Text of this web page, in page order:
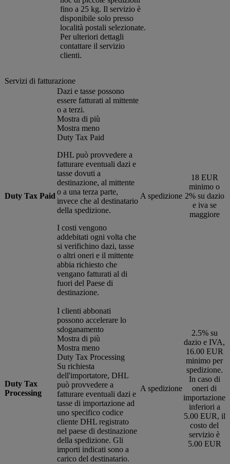
fino a 25 kg. Il servizio è
disponibile solo presso
località postali selezionate.
Per ulteriori dettagli
contattare il servizio
clienti.
Servizi di fatturazione
Duty Tax Paid
Dazi e tasse possono
essere fatturati al mittente
o a terzi.
Mostra di più
Mostra meno
Duty Tax Paid
DHL può provvedere a
fatturare eventuali dazi e
tasse dovuti a
destinazione, al mittente
o a una terza parte,
invece che al destinatario
della spedizione.
I costi vengono
addebitati ogni volta che
si verifichino dazi, tasse
o altri oneri e il mittente
abbia richiesto che
vengano fatturati al di
fuori del Paese di
destinazione.
A spedizione
18 EUR
minimo o
2% su dazio
e iva se
maggiore
Duty Tax
Processing
I clienti abbonati
possono accelerare lo
sdoganamento
Mostra di più
Mostra meno
Duty Tax Processing
Su richiesta
dell'importatore, DHL
può provvedere a
fatturare eventuali dazi e
tasse di importazione ad
uno specifico codice
cliente DHL registrato
nel paese di destinazione
della spedizione. Gli
importi indicati sono a
carico del destinatario.
A spedizione
2.5% su
dazio e IVA,
16.00 EUR
minimo per
spedizione.
In caso di
oneri di
importazione
inferiori a
5.00 EUR, il
costo del
servizio è
5.00 EUR